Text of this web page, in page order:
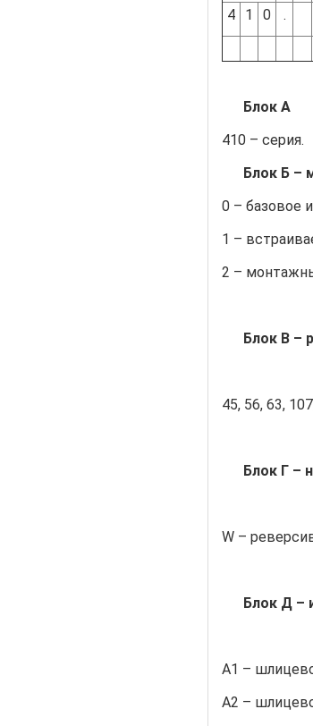
4
1 0 .
Блок А
410 – серия.
Блок Б –
0 – базовое
1 –
2 –
Блок В –
45, 56, 63,
Блок Г –
W –
Блок Д –
A1 –
A2 –